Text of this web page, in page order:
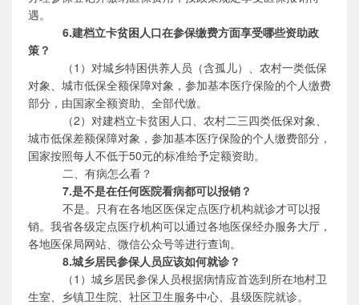
遇。
6.建档立卡贫困人口在参保缴费方面享受哪些资助政
策？
（1）对城乡特困供养人员（含孤儿）、农村一类低保
对象、城市低保全额保障对象，参加基本医疗保险的个人缴费
部分，由国家全额资助、全部代缴。
（2）对建档立卡贫困人口、农村二三四类低保对象、
城市低保差额保障对象，参加基本医疗保险的个人缴费部分，
国家按照每人不低于50元的标准给予定额资助。
二、有病怎么看？
7.是不是在任何医院看病都可以报销？
不是。只有在各地区医保定点医疗机构就诊才可以报
销。我省各级定点医疗机构可以通过各地医保经办服务大厅，
各地医保局网站、微信公众号等进行查询。
8.城乡居民参保人员应该如何就诊？
（1）城乡居民参保人员根据病情应首选到所在地村卫
生室、乡镇卫生院、社区卫生服务中心、县级医院就诊。